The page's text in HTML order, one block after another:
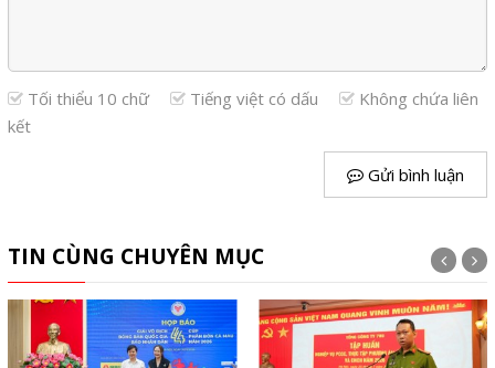
Tối thiểu 10 chữ Tiếng việt có dấu
Không chứa liên
kết
Gửi bình luận
TIN CÙNG CHUYÊN MỤC